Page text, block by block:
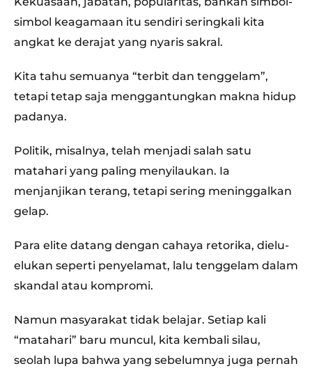
simbol keagamaan itu sendiri seringkali kita
angkat ke derajat yang nyaris sakral.
Kita tahu semuanya “terbit dan tenggelam”,
tetapi tetap saja menggantungkan makna hidup
padanya.
Politik, misalnya, telah menjadi salah satu
matahari yang paling menyilaukan. Ia
menjanjikan terang, tetapi sering meninggalkan
gelap.
Para elite datang dengan cahaya retorika, dielu-
elukan seperti penyelamat, lalu tenggelam dalam
skandal atau kompromi.
Namun masyarakat tidak belajar. Setiap kali
“matahari” baru muncul, kita kembali silau,
seolah lupa bahwa yang sebelumnya juga pernah